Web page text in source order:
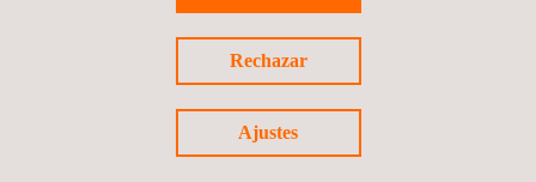
Rechazar
Ajustes